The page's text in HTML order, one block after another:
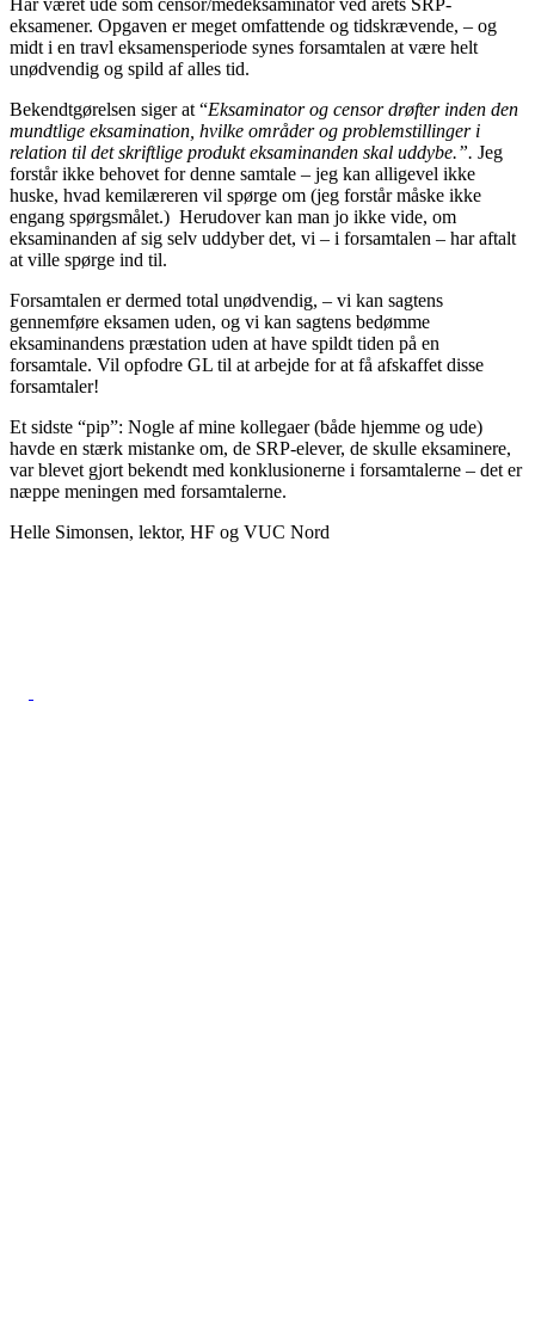
Har været ude som censor/medeksaminator ved årets SRP-
eksamener. Opgaven er meget omfattende og tidskrævende, – og
midt i en travl eksamensperiode synes forsamtalen at være helt
unødvendig og spild af alles tid.
Bekendtgørelsen siger at “Eksaminator og censor drøfter inden den
mundtlige eksamination, hvilke områder og problemstillinger i
relation til det skriftlige produkt eksaminanden skal uddybe.”. Jeg
forstår ikke behovet for denne samtale – jeg kan alligevel ikke
huske, hvad kemilæreren vil spørge om (jeg forstår måske ikke
engang spørgsmålet.) Herudover kan man jo ikke vide, om
eksaminanden af sig selv uddyber det, vi – i forsamtalen – har aftalt
at ville spørge ind til.
Forsamtalen er dermed total unødvendig, – vi kan sagtens
gennemføre eksamen uden, og vi kan sagtens bedømme
eksaminandens præstation uden at have spildt tiden på en
forsamtale. Vil opfodre GL til at arbejde for at få afskaffet disse
forsamtaler!
Et sidste “pip”: Nogle af mine kollegaer (både hjemme og ude)
havde en stærk mistanke om, de SRP-elever, de skulle eksaminere,
var blevet gjort bekendt med konklusionerne i forsamtalerne – det er
næppe meningen med forsamtalerne.
Helle Simonsen, lektor, HF og VUC Nord